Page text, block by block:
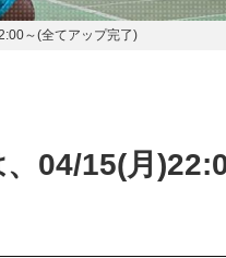
～(全てアップ完了)
04/15(月